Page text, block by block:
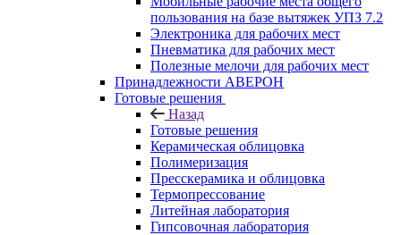
пользования на базе вытяжек УПЗ 7.2
Электроника для рабочих мест
Пневматика для рабочих мест
Полезные мелочи для рабочих мест
Принадлежности АВЕРОН
Готовые решения
Назад
Готовые решения
Керамическая облицовка
Полимеризация
Пресскерамика и облицовка
Термопрессование
Литейная лаборатория
Гипсовочная лаборатория